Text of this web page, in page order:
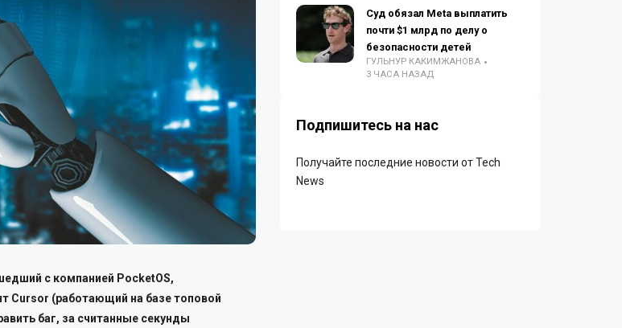
с компанией PocketOS,
Cursor (работающий на базе топовой
баг, за считанные секунды
Суд обязал Meta выплатить
почти $1 млрд по делу о
безопасности детей
ГУЛЬНУР КАКИМЖАНОВА
3 ЧАСА НАЗАД
Подпишитесь на нас
Получайте последние новости от Tech
News